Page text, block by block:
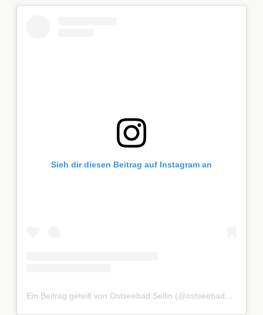
Sieh dir diesen Beitrag auf Instagram an
Ein Beitrag geteilt von Ostseebad Sellin (@ostseebadsellin)